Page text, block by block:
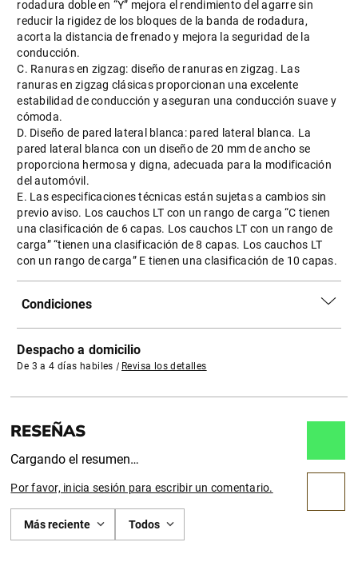
rodadura doble en “Y” mejora el rendimiento del agarre sin
reducir la rigidez de los bloques de la banda de rodadura,
acorta la distancia de frenado y mejora la seguridad de la
conducción.
C. Ranuras en zigzag: diseño de ranuras en zigzag. Las
ranuras en zigzag clásicas proporcionan una excelente
estabilidad de conducción y aseguran una conducción suave y
cómoda.
D. Diseño de pared lateral blanca: pared lateral blanca. La
pared lateral blanca con un diseño de 20 mm de ancho se
proporciona hermosa y digna, adecuada para la modificación
del automóvil.
E. Las especificaciones técnicas están sujetas a cambios sin
previo aviso. Los cauchos LT con un rango de carga “C tienen
una clasificación de 6 capas. Los cauchos LT con un rango de
carga” “tienen una clasificación de 8 capas. Los cauchos LT
con un rango de carga” E tienen una clasificación de 10 capas.
Condiciones
Despacho a domicilio
De 3 a 4 días habiles | Revisa los detalles
Cargando el resumen…
Por favor, inicia sesión para escribir un comentario.
Más reciente Todos